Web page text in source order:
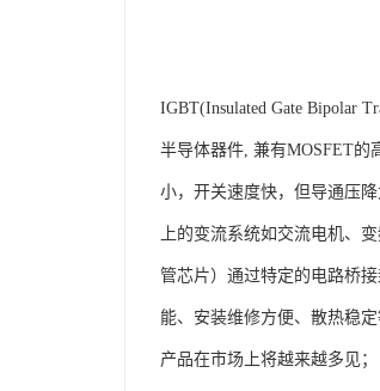
IGBT(Insulated Gate Bipolar
半导体器件, 兼有MOSFET的
小，开关速度快，但导通压
上的变流系统如交流电机、
管芯片）通过特定的电路桥
能、安装维修方便、散热稳
产品在市场上将越来越多见